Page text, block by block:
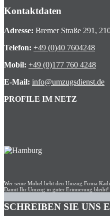
Kontaktdaten
Adresse: Bremer Straße 291,
Telefon: +49 (0)40 7604248
Mobil: +49 (0)177 760 4248
E-Mail: info@umzugsdienst.de
PROFILE IM NETZ
Wer seine Möbel liebt den Umzug Firma
Damit Ihr Umzug in guter Erinnerung bleibt!
SCHREIBEN SIE UNS